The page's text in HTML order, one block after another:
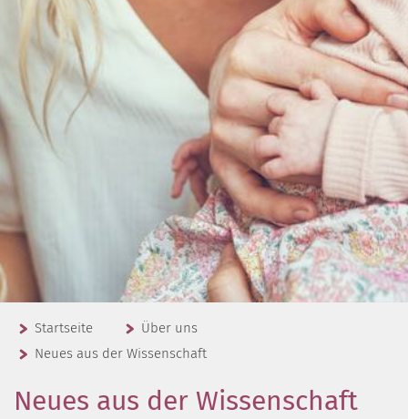
Startseite
Über uns
Neues aus der Wissenschaft
Neues aus der Wissenschaft